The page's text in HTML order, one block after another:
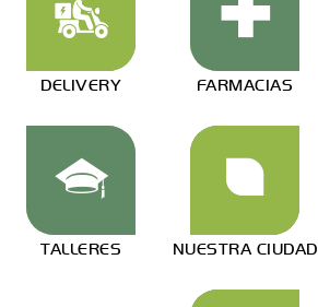
DELIVERY FARMACIAS
TALLERES NUESTRA CIUDAD